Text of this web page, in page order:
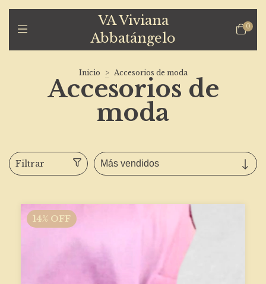
VA Viviana
Abbatángelo
0
Inicio > Accesorios de moda
Accesorios de
moda
Filtrar
14% OFF